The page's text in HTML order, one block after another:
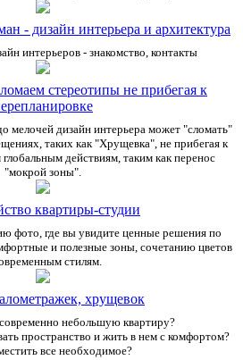
- дизайн интерьера и архитектура
интерьеров - знакомство, контакты
стереотипы не прибегая к
мелочей дизайн интерьера может "сломать"
таких как "Хрущевка", не прибегая к
действиям, таким как перенос
"мокрой зоны".
квартиры-студии
фото, где вы увидите ценные решения по
и полезные зоны, сочетанию цветов
стилям.
хрущевок
небольшую квартиру?
пространство и жить в нем с комфортом?
все необходимое?